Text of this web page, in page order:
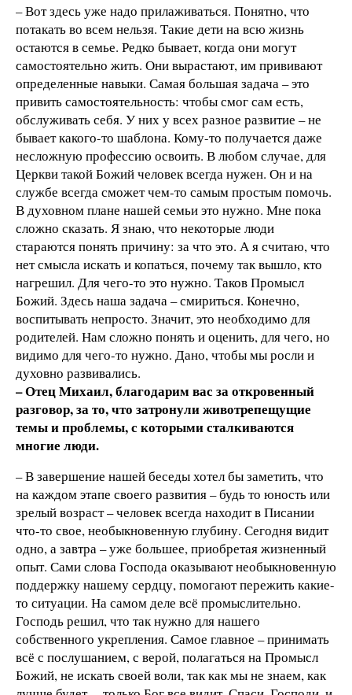
– Вот здесь уже надо прилаживаться. Понятно, что
потакать во всем нельзя. Такие дети на всю жизнь
остаются в семье. Редко бывает, когда они могут
самостоятельно жить. Они вырастают, им прививают
определенные навыки. Самая большая задача – это
привить самостоятельность: чтобы смог сам есть,
обслуживать себя. У них у всех разное развитие – не
бывает какого-то шаблона. Кому-то получается даже
несложную профессию освоить. В любом случае, для
Церкви такой Божий человек всегда нужен. Он и на
службе всегда сможет чем-то самым простым помочь.
В духовном плане нашей семьи это нужно. Мне пока
сложно сказать. Я знаю, что некоторые люди
стараются понять причину: за что это. А я считаю, что
нет смысла искать и копаться, почему так вышло, кто
нагрешил. Для чего-то это нужно. Таков Промысл
Божий. Здесь наша задача – смириться. Конечно,
воспитывать непросто. Значит, это необходимо для
родителей. Нам сложно понять и оценить, для чего, но
видимо для чего-то нужно. Дано, чтобы мы росли и
духовно развивались.
– Отец Михаил, благодарим вас за откровенный
разговор, за то, что затронули животрепещущие
темы и проблемы, с которыми сталкиваются
многие люди.
– В завершение нашей беседы хотел бы заметить, что
на каждом этапе своего развития – будь то юность или
зрелый возраст – человек всегда находит в Писании
что-то свое, необыкновенную глубину. Сегодня видит
одно, а завтра – уже большее, приобретая жизненный
опыт. Сами слова Господа оказывают необыкновенную
поддержку нашему сердцу, помогают пережить какие-
то ситуации. На самом деле всё промыслительно.
Господь решил, что так нужно для нашего
собственного укрепления. Самое главное – принимать
всё с послушанием, с верой, полагаться на Промысл
Божий, не искать своей воли, так как мы не знаем, как